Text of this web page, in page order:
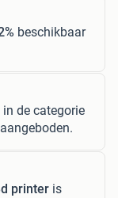
beschikbaar
de categorie
printer is